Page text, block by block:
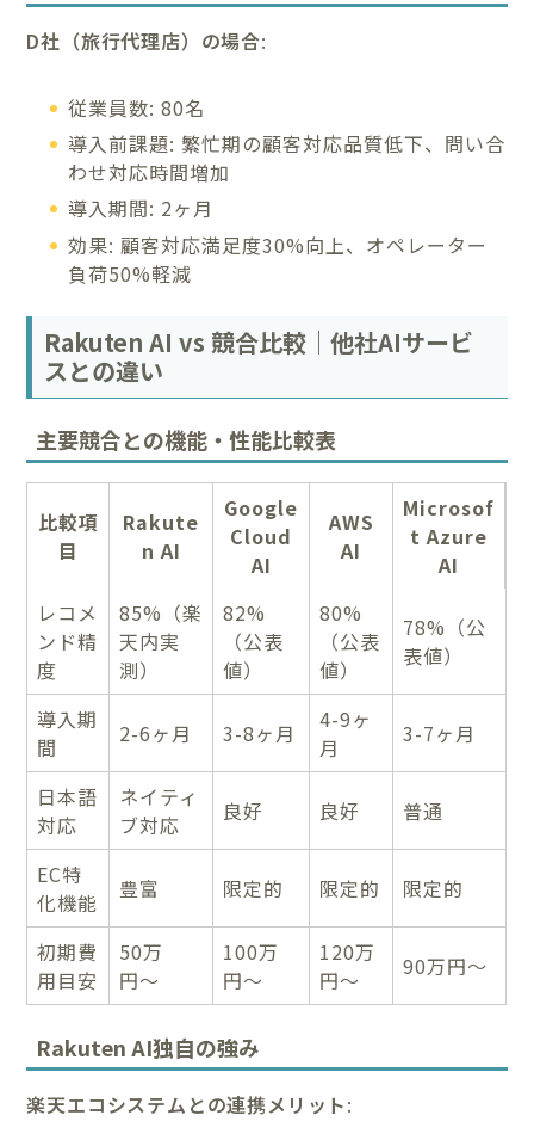
D社（旅行代理店）の場合:
従業員数: 80名
導入前課題: 繁忙期の顧客対応品質低下、問い合
わせ対応時間増加
導入期間: 2ヶ月
効果: 顧客対応満足度30%向上、オペレーター
負荷50%軽減
Rakuten AI vs 競合比較｜他社AIサービ
スとの違い
主要競合との機能・性能比較表
比較項
目
Rakute
n AI
Google
Cloud
AI
AWS
AI
Microsof
t Azure
AI
レコメ
ンド精
度
85%（楽
天内実
測）
82%
（公表
値）
80%
（公表
値）
78%（公
表値）
導入期
間
2-6ヶ月 3-8ヶ月
4-9ヶ
月
3-7ヶ月
日本語
対応
ネイティ
ブ対応
良好 良好 普通
EC特
化機能
豊富 限定的 限定的 限定的
初期費
用目安
50万
円〜
100万
円〜
120万
円〜
90万円〜
Rakuten AI独自の強み
楽天エコシステムとの連携メリット: